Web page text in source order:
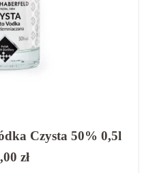
Czysta 50% 0,5l
zł